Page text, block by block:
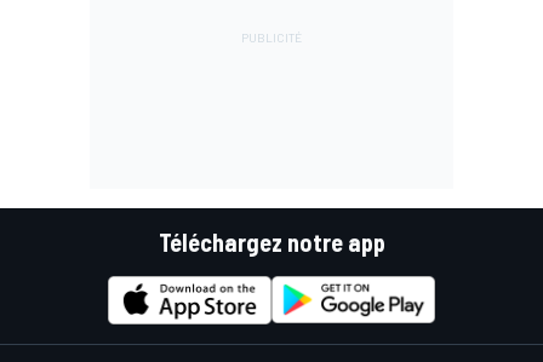
Téléchargez notre app